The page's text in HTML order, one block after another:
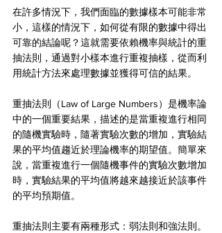
在許多情況下，我們面臨的數據樣本可能非常
小，這樣的情況下，如何從有限的數據中得出
可靠的結論呢？這就需要依賴機率與統計的重
抽法則，通過對小樣本進行重複抽樣，從而利
用統計方法來處理數據並獲得可信的結果。
重抽法則（Law of Large Numbers）是機率論
中的一個重要結果，描述的是當重複進行相同
的隨機實驗時，隨著實驗次數的增加，實驗結
果的平均值趨近於理論機率的期望值。簡單來
說，當重複進行一個隨機事件的實驗次數增加
時，實驗結果的平均值將越來越接近於該事件
的平均預期值。
重抽法則主要有兩種形式：弱法則和強法則。